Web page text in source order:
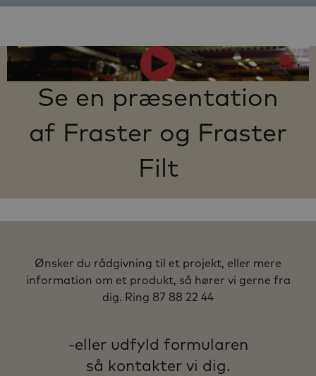
Se en præsentation
af Fraster og Fraster
Filt
Ønsker du rådgivning til et projekt, eller mere
information om et produkt, så hører vi gerne fra
dig. Ring 87 88 22 44
-eller udfyld formularen
så kontakter vi dig.